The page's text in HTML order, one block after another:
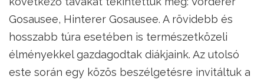
Gosausee, Hinterer Gosausee. A rövidebb és
hosszabb túra esetében is természetközeli
élményekkel gazdagodtak diákjaink. Az utolsó
este során egy közös beszélgetésre invitáltuk a